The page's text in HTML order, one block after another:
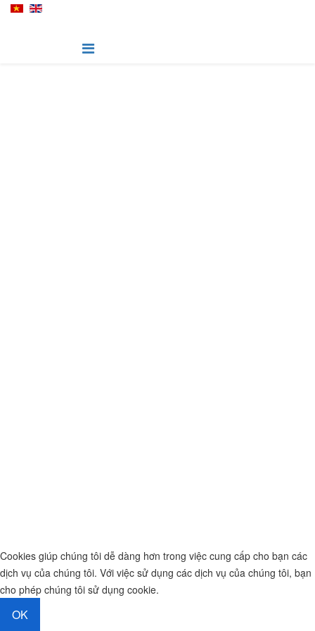
Cookies giúp chúng tôi dễ dàng hơn trong việc cung cấp cho bạn các
dịch vụ của chúng tôi. Với việc sử dụng các dịch vụ của chúng tôi, bạn
cho phép chúng tôi sử dụng cookie.
OK